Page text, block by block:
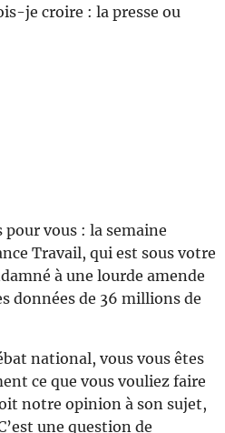
je croire : la presse ou
pour vous : la semaine
Travail, qui est sous votre
à une lourde amende
données de 36 millions de
national, vous vous êtes
ce que vous vouliez faire
notre opinion à son sujet,
une question de